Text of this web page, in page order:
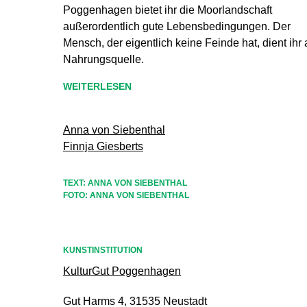
Poggenhagen bietet ihr die Moorlandschaft
außerordentlich gute Lebensbedingungen. Der
Mensch, der eigentlich keine Feinde hat, dient ihr
Nahrungsquelle.
WEITERLESEN
Anna von Siebenthal
Finnja Giesberts
TEXT: ANNA VON SIEBENTHAL
FOTO: ANNA VON SIEBENTHAL
KUNSTINSTITUTION
KulturGut Poggenhagen
Gut Harms 4, 31535 Neustadt